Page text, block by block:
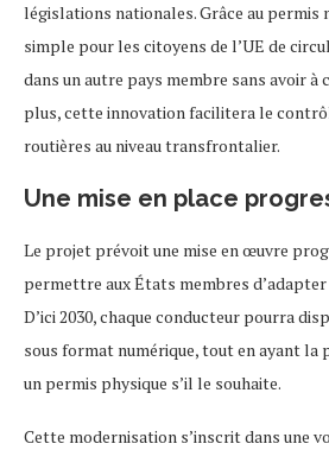
législations nationales. Grâce au permis
simple pour les citoyens de l’UE de
dans un autre pays membre sans avoir
plus, cette innovation facilitera le
routières au niveau transfrontalier.
Une mise en place
Le projet prévoit une mise en œuvre
permettre aux États membres
D’ici 2030, chaque conducteur pourra
sous format numérique, tout en ayant la
un permis physique s’il le souhaite.
Cette modernisation s’inscrit dans une